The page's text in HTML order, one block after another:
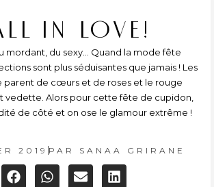
IN LOVE!
mordant, du sexy... Quand la mode fête
sont plus séduisantes que jamais ! Les
parent de cœurs et de roses et le rouge
vedette. Alors pour cette fête de cupidon,
de côté et on ose le glamour extrême !
2019 PAR SANAA GRIRANE